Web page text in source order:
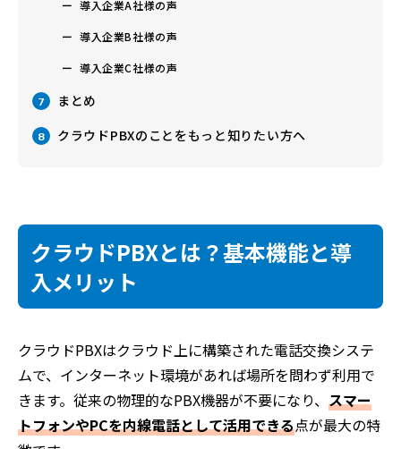
導入企業A社様の声
導入企業B社様の声
導入企業C社様の声
7 まとめ
8 クラウドPBXのことをもっと知りたい方へ
クラウドPBXとは？基本機能と導
入メリット
クラウドPBXはクラウド上に構築された電話交換システ
ムで、インターネット環境があれば場所を問わず利用で
きます。従来の物理的なPBX機器が不要になり、 スマー
トフォンやPCを内線電話として活用できる点が最大の特